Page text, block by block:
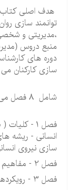
هدف اصلی کتاب
توانمند سازی
،مدیریتی و
منبع دروس
دوره های
سازی کارکنان
شامل 8 فصل می باشد
فصل 1 -
انسانی - ریشه
سازی نیروی
فصل 2 - مفاهیم توانمند سازی نیروی انسانی
فصل 3 - رویکردها و ابعاد توانمند سازی